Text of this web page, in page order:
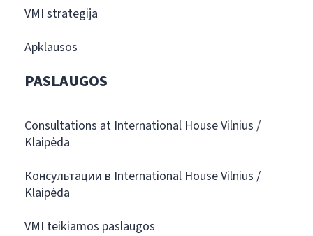
VMI strategija
Apklausos
PASLAUGOS
Consultations at International House Vilnius /
Klaipėda
Консультации в International House Vilnius /
Klaipėda
VMI teikiamos paslaugos